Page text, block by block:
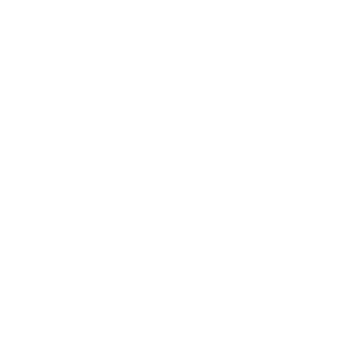
регионе.
здания и вашим предпочтениям.
его недостатки. Панели не требуют сложного